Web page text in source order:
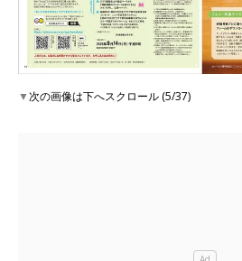
▼次の画像は下へスクロール (5/37)